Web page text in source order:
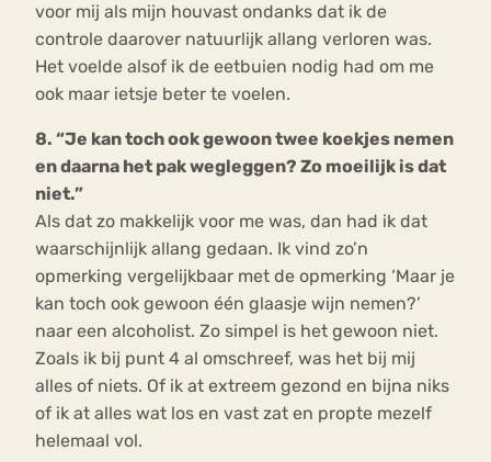
voor mij als mijn houvast ondanks dat ik de
controle daarover natuurlijk allang verloren was.
Het voelde alsof ik de eetbuien nodig had om me
ook maar ietsje beter te voelen.
8. “Je kan toch ook gewoon twee koekjes nemen
en daarna het pak wegleggen? Zo moeilijk is dat
niet.”
Als dat zo makkelijk voor me was, dan had ik dat
waarschijnlijk allang gedaan. Ik vind zo’n
opmerking vergelijkbaar met de opmerking ‘Maar je
kan toch ook gewoon één glaasje wijn nemen?’
naar een alcoholist. Zo simpel is het gewoon niet.
Zoals ik bij punt 4 al omschreef, was het bij mij
alles of niets. Of ik at extreem gezond en bijna niks
of ik at alles wat los en vast zat en propte mezelf
helemaal vol.